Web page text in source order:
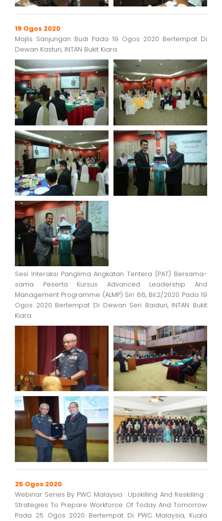
19 Ogos 2020
Majlis Sanjungan Budi Pada 19 Ogos 2020 Bertempat Di
Dewan Kasturi, INTAN Bukit Kiara.
Sesi Interaksi Panglima Angkatan Tentera (PAT) Bersama-
sama Peserta Kursus Advanced Leadership And
Management Programme (ALMP) Siri 66, Bil.2/2020 Pada 19
Ogos 2020 Bertempat Di Dewan Seri Baiduri, INTAN Bukit
Kiara.
25 Ogos 2020
Webinar Series By PWC Malaysia : Upskilling And Reskilling :
Strategies To Prepare Workforce Of Today And Tomorrow
Pada 25 Ogos 2020 Bertempat Di PWC Malaysia, Kuala